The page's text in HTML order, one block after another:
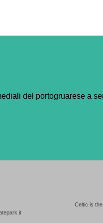
del portogruarese a
Celtic is the